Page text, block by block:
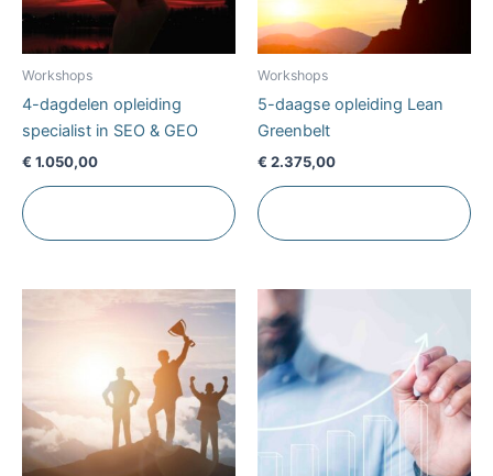
Workshops
4-dagdelen opleiding
specialist in SEO & GEO
€ 1.050,00
Workshops
5-daagse opleiding Lean
Greenbelt
€ 2.375,00